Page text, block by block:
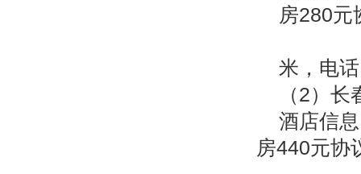
房280元
米，电
（2）
酒店信
房440元协